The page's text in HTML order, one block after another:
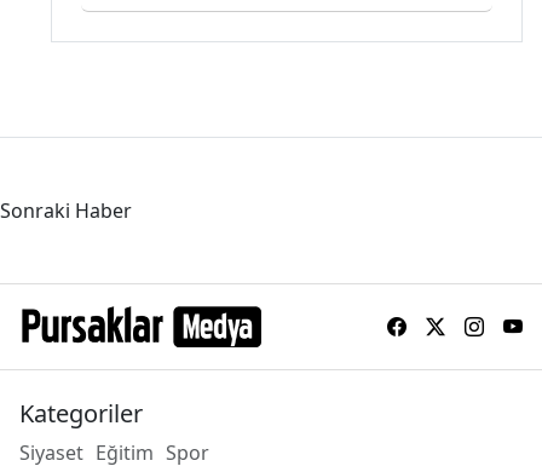
Sonraki Haber
Kategoriler
Siyaset Eğitim Spor